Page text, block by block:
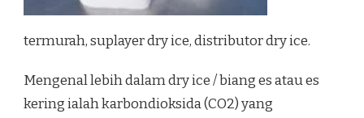
termurah, suplayer dry ice, distributor dry ice.
Mengenal lebih dalam dry ice / biang es atau es
kering ialah karbondioksida (CO2) yang